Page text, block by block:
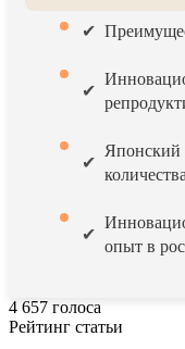
Японский
количества
опыт в
4 657 голоса
Рейтинг статьи